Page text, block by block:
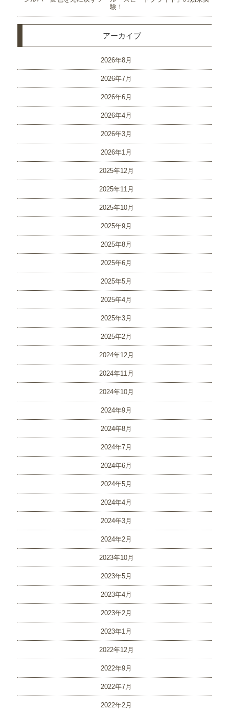
験！
アーカイブ
2026年8月
2026年7月
2026年6月
2026年4月
2026年3月
2026年1月
2025年12月
2025年11月
2025年10月
2025年9月
2025年8月
2025年6月
2025年5月
2025年4月
2025年3月
2025年2月
2024年12月
2024年11月
2024年10月
2024年9月
2024年8月
2024年7月
2024年6月
2024年5月
2024年4月
2024年3月
2024年2月
2023年10月
2023年5月
2023年4月
2023年2月
2023年1月
2022年12月
2022年9月
2022年7月
2022年2月